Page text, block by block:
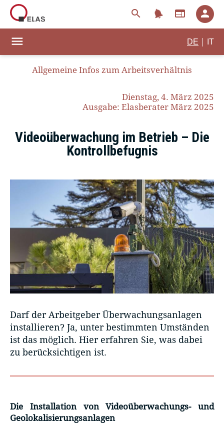
search notifications web person
menu DE IT
Allgemeine Infos zum Arbeitsverhältnis
Dienstag, 4. März 2025
Ausgabe: Elasberater März 2025
Videoüberwachung im Betrieb – Die
Kontrollbefugnis
Darf der Arbeitgeber Überwachungsanlagen
installieren? Ja, unter bestimmten Umständen
ist das möglich. Hier erfahren Sie, was dabei
zu berücksichtigen ist.
Die Installation von Videoüberwachungs- und
Geolokalisierungsanlagen